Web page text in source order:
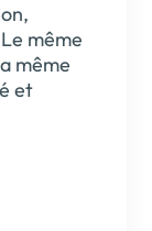
même
même
et